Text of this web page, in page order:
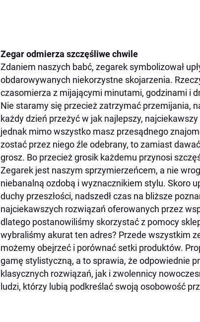
Zegar odmierza szczęśliwe chwile
Zdaniem naszych babć, zegarek symbolizował
obdarowywanych niekorzystne skojarzenia.
czasomierza z mijającymi minutami, godzinami i
Nie staramy się przecież zatrzymać przemijania,
każdy dzień przeżyć w jak najlepszy,
jednak mimo wszystko masz przesądnego
zostać przez niego źle odebrany, to zamiast
grosz. Bo przecież grosik każdemu przynosi
Zegarek jest naszym sprzymierzeńcem, a nie
niebanalną ozdobą i wyznacznikiem stylu. Skoro
duchy przeszłości, nadszedł czas na bliższe
najciekawszych rozwiązań oferowanych przez
dlatego postanowiliśmy skorzystać z pomocy
wybraliśmy akurat ten adres? Przede wszystkim
możemy obejrzeć i porównać setki produktów.
gamę stylistyczną, a to sprawia, że odpowiednie
klasycznych rozwiązań, jak i zwolennicy
ludzi, którzy lubią podkreślać swoją osobowość